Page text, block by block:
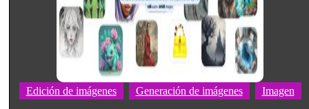
Edición de imágenes Generación de imágenes Imagen